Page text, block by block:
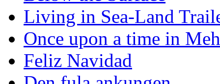
Living in Sea-Land
Once upon a time in
Feliz Navidad